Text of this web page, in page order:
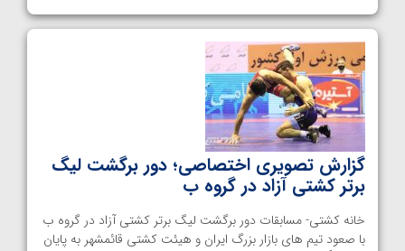
گزارش تصویری اختصاصی؛ دور برگشت لیگ
برتر کشتی آزاد در گروه ب
خانه کشتی- مسابقات دور برگشت لیگ برتر کشتی آزاد در گروه ب
با صعود تیم های بازار بزرگ ایران و هيئت کشتی قائمشهر به پایان